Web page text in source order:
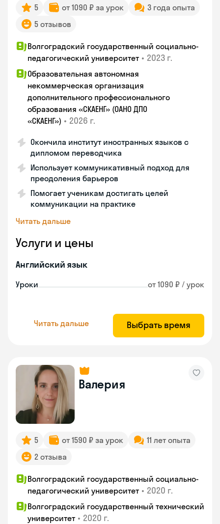
5 от 1090 ₽ за урок
3 года опыта
5 отзывов
Волгоградский государственный социально-
педагогический университет • 2023 г.
Образовательная автономная
некоммерческая организация
дополнительного профессионального
образования «СКАЕНГ» (ОАНО ДПО
«СКАЕНГ») • 2026 г.
Окончила институт иностранных языков с
дипломом переводчика
Использует коммуникативный подход для
преодоления барьеров
Помогает ученикам достигать целей
коммуникации на практике
Читать дальше
Услуги и цены
Английский язык
Уроки от 1090 ₽ / урок
Читать дальше Выбрать время
Валерия
5 от 1590 ₽ за урок
11 лет опыта
2 отзыва
Волгоградский государственный социально-
педагогический университет • 2020 г.
Волгоградский государственный технический
университет • 2020 г.